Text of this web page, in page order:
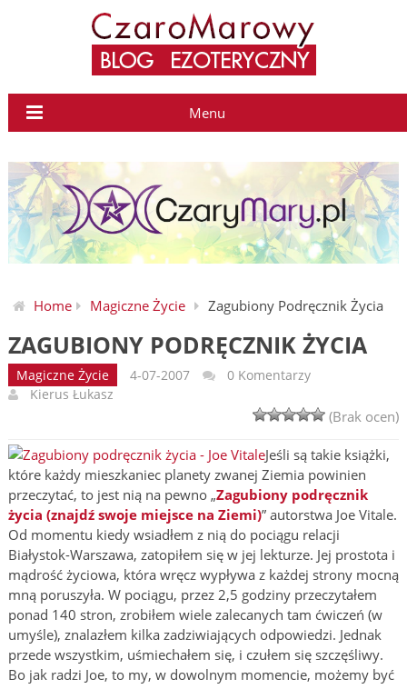
Menu
Home Magiczne Życie Zagubiony Podręcznik Życia
ZAGUBIONY PODRĘCZNIK ŻYCIA
Magiczne Życie 4-07-2007
0 Komentarzy
Kierus Łukasz
(Brak ocen)
Jeśli są takie książki,
które każdy mieszkaniec planety zwanej Ziemia powinien
przeczytać, to jest nią na pewno „Zagubiony podręcznik
życia (znajdź swoje miejsce na Ziemi)” autorstwa Joe Vitale.
Od momentu kiedy wsiadłem z nią do pociągu relacji
Białystok-Warszawa, zatopiłem się w jej lekturze. Jej prostota i
mądrość życiowa, która wręcz wypływa z każdej strony mocną
mną poruszyła. W pociągu, przez 2,5 godziny przeczytałem
ponad 140 stron, zrobiłem wiele zalecanych tam ćwiczeń (w
umyśle), znalazłem kilka zadziwiających odpowiedzi. Jednak
przede wszystkim, uśmiechałem się, i czułem się szczęśliwy.
Bo jak radzi Joe, to my, w dowolnym momencie, możemy być